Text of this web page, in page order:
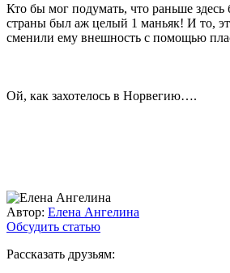
Кто бы мог подумать, что раньше
страны был аж целый 1 маньяк! И то,
сменили ему внешность с помощью
Ой, как захотелось в Норвегию….
Автор: Елена Ангелина
Обсудить статью
Рассказать друзьям: